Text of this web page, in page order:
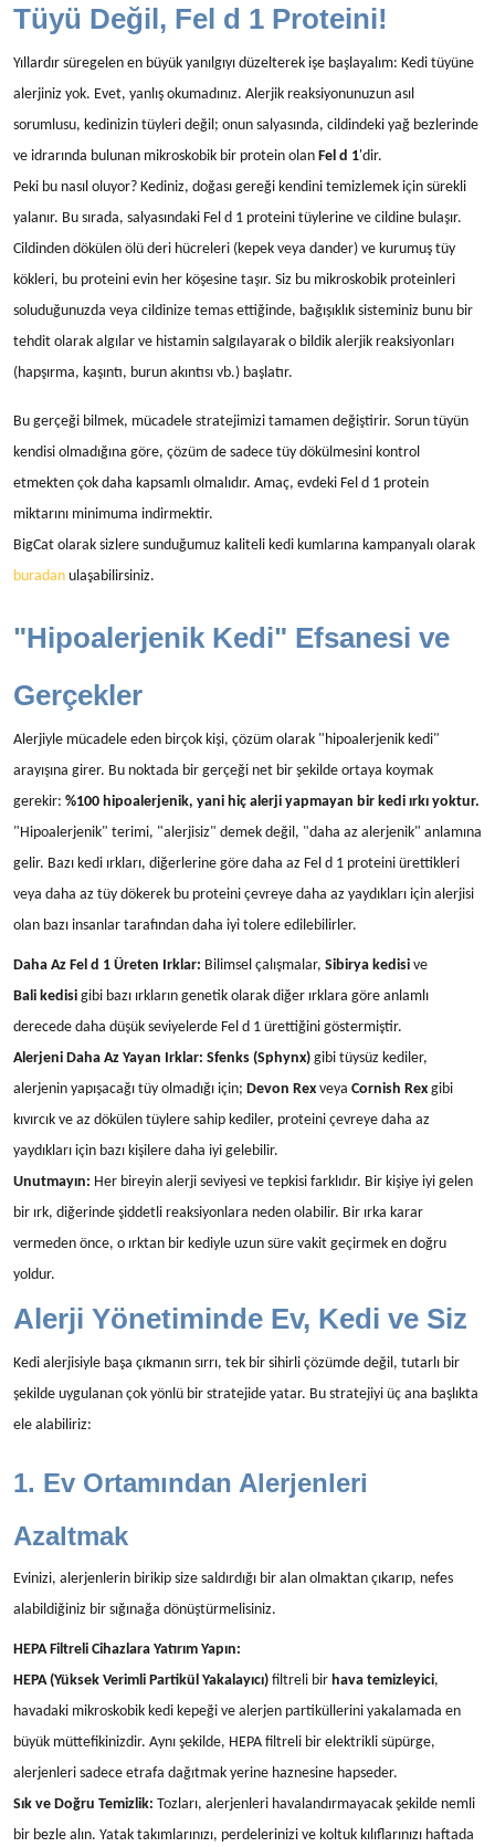
Tüyü Değil, Fel d 1 Proteini!
Yıllardır süregelen en büyük yanılgıyı düzelterek işe başlayalım: Kedi tüyüne
alerjiniz yok. Evet, yanlış okumadınız. Alerjik reaksiyonunuzun asıl
sorumlusu, kedinizin tüyleri değil; onun salyasında, cildindeki yağ bezlerinde
ve idrarında bulunan mikroskobik bir protein olan Fel d 1'dir.
Peki bu nasıl oluyor? Kediniz, doğası gereği kendini temizlemek için sürekli
yalanır. Bu sırada, salyasındaki Fel d 1 proteini tüylerine ve cildine bulaşır.
Cildinden dökülen ölü deri hücreleri (kepek veya dander) ve kurumuş tüy
kökleri, bu proteini evin her köşesine taşır. Siz bu mikroskobik proteinleri
soluduğunuzda veya cildinize temas ettiğinde, bağışıklık sisteminiz bunu bir
tehdit olarak algılar ve histamin salgılayarak o bildik alerjik reaksiyonları
(hapşırma, kaşıntı, burun akıntısı vb.) başlatır.
Bu gerçeği bilmek, mücadele stratejimizi tamamen değiştirir. Sorun tüyün
kendisi olmadığına göre, çözüm de sadece tüy dökülmesini kontrol
etmekten çok daha kapsamlı olmalıdır. Amaç, evdeki Fel d 1 protein
miktarını minimuma indirmektir.
BigCat olarak sizlere sunduğumuz kaliteli kedi kumlarına kampanyalı olarak
buradan ulaşabilirsiniz.
"Hipoalerjenik Kedi" Efsanesi ve
Gerçekler
Alerjiyle mücadele eden birçok kişi, çözüm olarak "hipoalerjenik kedi"
arayışına girer. Bu noktada bir gerçeği net bir şekilde ortaya koymak
gerekir: %100 hipoalerjenik, yani hiç alerji yapmayan bir kedi ırkı yoktur.
"Hipoalerjenik" terimi, "alerjisiz" demek değil, "daha az alerjenik" anlamına
gelir. Bazı kedi ırkları, diğerlerine göre daha az Fel d 1 proteini ürettikleri
veya daha az tüy dökerek bu proteini çevreye daha az yaydıkları için alerjisi
olan bazı insanlar tarafından daha iyi tolere edilebilirler.
Daha Az Fel d 1 Üreten Irklar: Bilimsel çalışmalar, Sibirya kedisi ve
Bali kedisi gibi bazı ırkların genetik olarak diğer ırklara göre anlamlı
derecede daha düşük seviyelerde Fel d 1 ürettiğini göstermiştir.
Alerjeni Daha Az Yayan Irklar: Sfenks (Sphynx) gibi tüysüz kediler,
alerjenin yapışacağı tüy olmadığı için; Devon Rex veya Cornish Rex gibi
kıvırcık ve az dökülen tüylere sahip kediler, proteini çevreye daha az
yaydıkları için bazı kişilere daha iyi gelebilir.
Unutmayın: Her bireyin alerji seviyesi ve tepkisi farklıdır. Bir kişiye iyi gelen
bir ırk, diğerinde şiddetli reaksiyonlara neden olabilir. Bir ırka karar
vermeden önce, o ırktan bir kediyle uzun süre vakit geçirmek en doğru
yoldur.
Alerji Yönetiminde Ev, Kedi ve Siz
Kedi alerjisiyle başa çıkmanın sırrı, tek bir sihirli çözümde değil, tutarlı bir
şekilde uygulanan çok yönlü bir stratejide yatar. Bu stratejiyi üç ana başlıkta
ele alabiliriz:
1. Ev Ortamından Alerjenleri
Azaltmak
Evinizi, alerjenlerin birikip size saldırdığı bir alan olmaktan çıkarıp, nefes
alabildiğiniz bir sığınağa dönüştürmelisiniz.
HEPA Filtreli Cihazlara Yatırım Yapın:
HEPA (Yüksek Verimli Partikül Yakalayıcı) filtreli bir hava temizleyici,
havadaki mikroskobik kedi kepeği ve alerjen partiküllerini yakalamada en
büyük müttefikinizdir. Aynı şekilde, HEPA filtreli bir elektrikli süpürge,
alerjenleri sadece etrafa dağıtmak yerine haznesine hapseder.
Sık ve Doğru Temizlik: Tozları, alerjenleri havalandırmayacak şekilde nemli
bir bezle alın. Yatak takımlarınızı, perdelerinizi ve koltuk kılıflarınızı haftada